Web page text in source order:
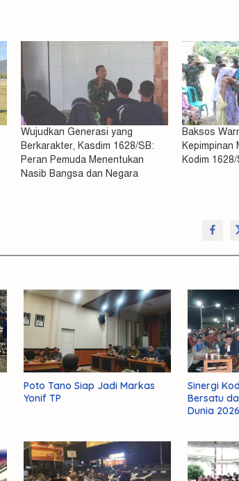
Wujudkan Generasi yang
Berkarakter, Kasdim 1628/SB:
Peran Pemuda Menentukan
Nasib Bangsa dan Negara
Baksos
Kepimpinan
Kodim 1628/
Poto Tano Siap Jadi Markas
Yonif TP
Sinergi
Bersatu
Dunia 2026